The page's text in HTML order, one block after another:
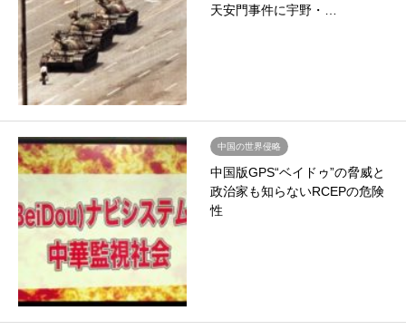
天安門事件に宇野・…
中国の世界侵略
中国版GPS“ベイドゥ”の脅威と
政治家も知らないRCEPの危険
性